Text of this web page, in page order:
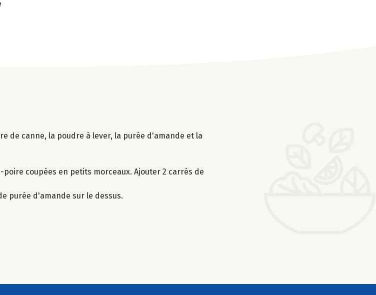
de canne, la poudre à lever, la purée d'amande et la
coupées en petits morceaux. Ajouter 2 carrés de
purée d'amande sur le dessus.